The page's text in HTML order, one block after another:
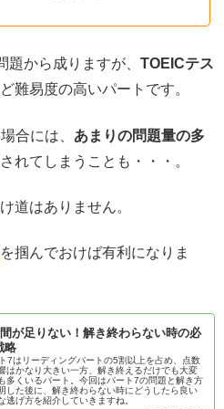
から成りますが、 TOEICテス
難易度の高いパートです。
合には、 あまりの問題量の多
れてしまうことも・・・。
道はありません。
を掴んでおけば有利になりま
が足りない！解き終わらない時の必
略
7はリーディングパートの5割以上を占め、点数
はかなり大きい一方、解き終えるだけでも大変
多くいるパート。今回はパート7の問題と解き方
した後に、解き終わらない時にどうしたら良い
逃げ方を紹介していきますね。